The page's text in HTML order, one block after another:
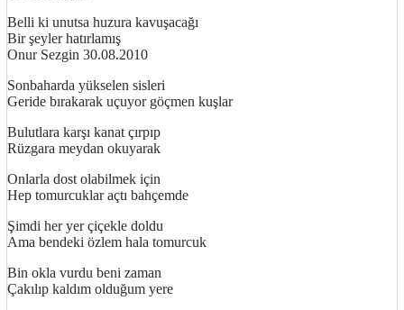
Belli ki unutsa huzura kavuşacağı
Bir şeyler hatırlamış
Onur Sezgin 30.08.2010
Sonbaharda yükselen sisleri
Geride bırakarak uçuyor göçmen kuşlar
Bulutlara karşı kanat çırpıp
Rüzgara meydan okuyarak
Onlarla dost olabilmek için
Hep tomurcuklar açtı bahçemde
Şimdi her yer çiçekle doldu
Ama bendeki özlem hala tomurcuk
Bin okla vurdu beni zaman
Çakılıp kaldım olduğum yere